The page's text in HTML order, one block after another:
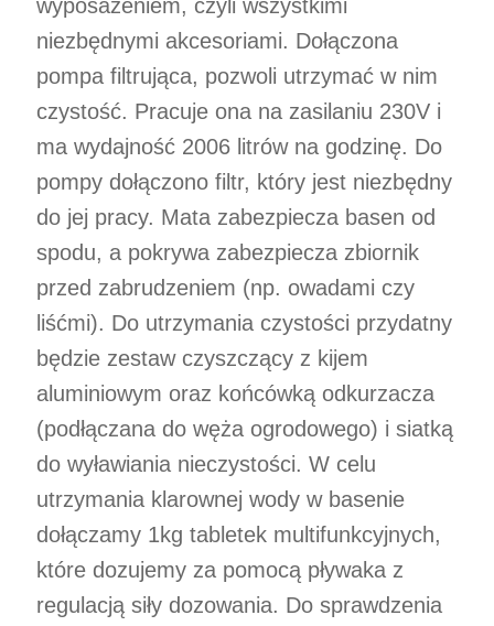
wyposażeniem, czyli wszystkimi
niezbędnymi akcesoriami. Dołączona
pompa filtrująca, pozwoli utrzymać w nim
czystość. Pracuje ona na zasilaniu 230V i
ma wydajność 2006 litrów na godzinę. Do
pompy dołączono filtr, który jest niezbędny
do jej pracy. Mata zabezpiecza basen od
spodu, a pokrywa zabezpiecza zbiornik
przed zabrudzeniem (np. owadami czy
liśćmi). Do utrzymania czystości przydatny
będzie zestaw czyszczący z kijem
aluminiowym oraz końcówką odkurzacza
(podłączana do węża ogrodowego) i siatką
do wyławiania nieczystości. W celu
utrzymania klarownej wody w basenie
dołączamy 1kg tabletek multifunkcyjnych,
które dozujemy za pomocą pływaka z
regulacją siły dozowania. Do sprawdzenia